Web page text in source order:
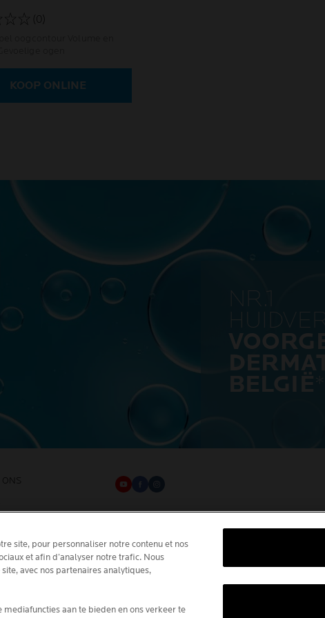
(0)
KOOP ONLINE
NR.1
BELGIË
ONS
[email protected]
apotheekkanaal België, voorgeschreven
site, pour personnaliser notre contenu et nos
et afin d’analyser notre trafic. Nous
avec nos partenaires analytiques,
aan te bieden en ons verkeer te